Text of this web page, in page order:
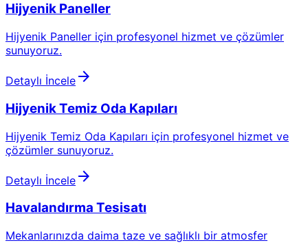
Hijyenik Paneller
Hijyenik Paneller için profesyonel hizmet ve çözümler
sunuyoruz.
Detaylı İncele arrow_forward
Hijyenik Temiz Oda Kapıları
Hijyenik Temiz Oda Kapıları için profesyonel hizmet ve
çözümler sunuyoruz.
Detaylı İncele arrow_forward
Havalandırma Tesisatı
Mekanlarınızda daima taze ve sağlıklı bir atmosfer